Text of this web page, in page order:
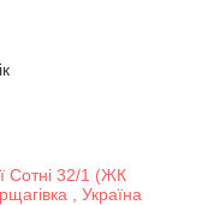
Сотні 32/1 (ЖК
, Україна